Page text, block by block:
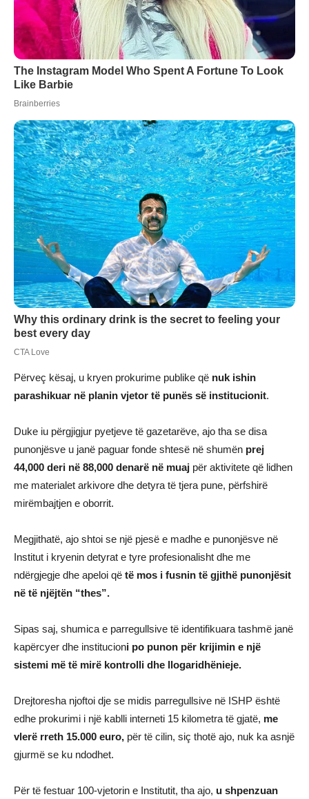
Përveç kësaj, u kryen prokurime publike që nuk ishin
parashikuar në planin vjetor të punës së institucionit.
Duke iu përgjigjur pyetjeve të gazetarëve, ajo tha se disa
punonjësve u janë paguar fonde shtesë në shumën prej
44,000 deri në 88,000 denarë në muaj për aktivitete që lidhen
me materialet arkivore dhe detyra të tjera pune, përfshirë
mirëmbajtjen e oborrit.
Megjithatë, ajo shtoi se një pjesë e madhe e punonjësve në
Institut i kryenin detyrat e tyre profesionalisht dhe me
ndërgjegje dhe apeloi që të mos i fusnin të gjithë punonjësit
në të njëjtën “thes”.
Sipas saj, shumica e parregullsive të identifikuara tashmë janë
kapërcyer dhe institucioni po punon për krijimin e një
sistemi më të mirë kontrolli dhe llogaridhënieje.
Drejtoresha njoftoi dje se midis parregullsive në ISHP është
edhe prokurimi i një kablli interneti 15 kilometra të gjatë, me
vlerë rreth 15.000 euro, për të cilin, siç thotë ajo, nuk ka asnjë
gjurmë se ku ndodhet.
Për të festuar 100-vjetorin e Institutit, tha ajo, u shpenzuan